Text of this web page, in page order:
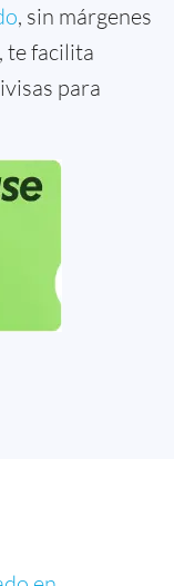
, sin márgenes
te facilita
para